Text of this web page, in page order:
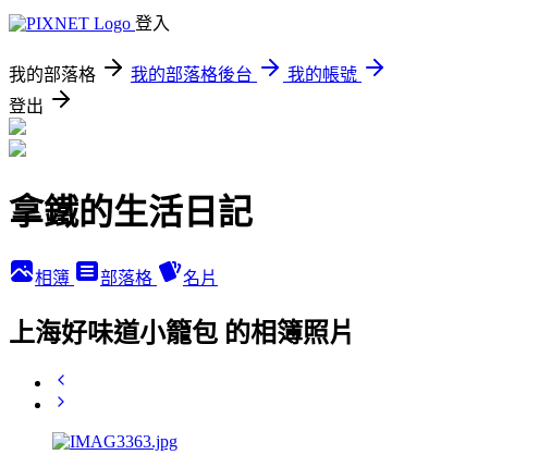
登入
我的部落格 我的部落格後台
我的帳號
登出
拿鐵的生活日記
相簿 部落格 名片
上海好味道小籠包 的相簿照片